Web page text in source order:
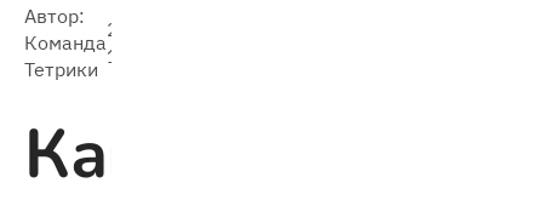
Автор:
Команда
Тетрики
2024-
11-21
Как